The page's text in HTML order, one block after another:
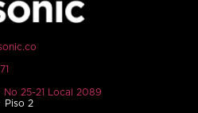
25-21 Local 2089
Piso 2